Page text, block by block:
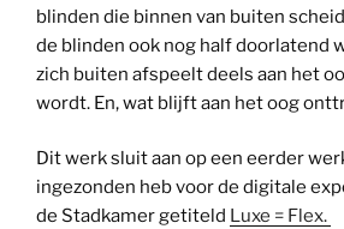
blinden die binnen van buiten
de blinden ook nog half doorlatend
zich buiten afspeelt deels aan het
wordt. En, wat blijft aan het oog
Dit werk sluit aan op een eerder
ingezonden heb voor de digitale
de Stadkamer getiteld Luxe = Flex.